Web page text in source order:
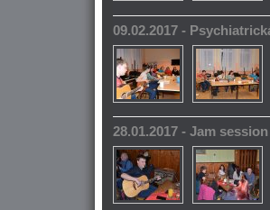
09.02.2017 -
28.01.2017 - Jam